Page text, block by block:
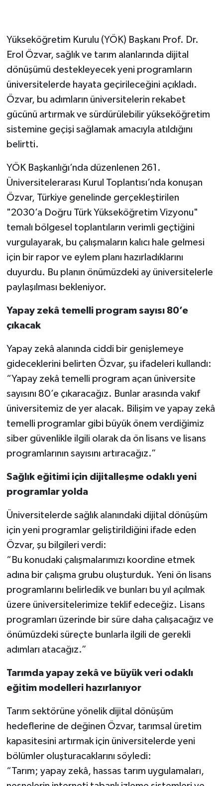
Yükseköğretim Kurulu (YÖK) Başkanı Prof. Dr.
Erol Özvar, sağlık ve tarım alanlarında dijital
dönüşümü destekleyecek yeni programların
üniversitelerde hayata geçirileceğini açıkladı.
Özvar, bu adımların üniversitelerin rekabet
gücünü artırmak ve sürdürülebilir yükseköğretim
sistemine geçişi sağlamak amacıyla atıldığını
belirtti.
YÖK Başkanlığı’nda düzenlenen 261.
Üniversitelerarası Kurul Toplantısı’nda konuşan
Özvar, Türkiye genelinde gerçekleştirilen
"2030’a Doğru Türk Yükseköğretim Vizyonu"
temalı bölgesel toplantıların verimli geçtiğini
vurgulayarak, bu çalışmaların kalıcı hale gelmesi
için bir rapor ve eylem planı hazırladıklarını
duyurdu. Bu planın önümüzdeki ay üniversitelerle
paylaşılması bekleniyor.
Yapay zekâ temelli program sayısı 80’e
çıkacak
Yapay zekâ alanında ciddi bir genişlemeye
gideceklerini belirten Özvar, şu ifadeleri kullandı:
“Yapay zekâ temelli program açan üniversite
sayısını 80’e çıkaracağız. Bunlar arasında vakıf
üniversitemiz de yer alacak. Bilişim ve yapay zekâ
temelli programlar gibi büyük önem verdiğimiz
siber güvenlikle ilgili olarak da ön lisans ve lisans
programlarının sayısını artıracağız.”
Sağlık eğitimi için dijitalleşme odaklı yeni
programlar yolda
Üniversitelerde sağlık alanındaki dijital dönüşüm
için yeni programlar geliştirildiğini ifade eden
Özvar, şu bilgileri verdi:
“Bu konudaki çalışmalarımızı koordine etmek
adına bir çalışma grubu oluşturduk. Yeni ön lisans
programlarını belirledik ve bunları bu yıl açılmak
üzere üniversitelerimize teklif edeceğiz. Lisans
programları üzerinde bir süre daha çalışacağız ve
önümüzdeki süreçte bunlarla ilgili de gerekli
adımları atacağız.”
Tarımda yapay zekâ ve büyük veri odaklı
eğitim modelleri hazırlanıyor
Tarım sektörüne yönelik dijital dönüşüm
hedeflerine de değinen Özvar, tarımsal üretim
kapasitesini artırmak için üniversitelerde yeni
bölümler oluşturacaklarını söyledi:
“Tarım; yapay zekâ, hassas tarım uygulamaları,
Sokak Hayvanlarını Sahiplendirme
Sonsöz Özel
Spor
Vasıta
Yaşam